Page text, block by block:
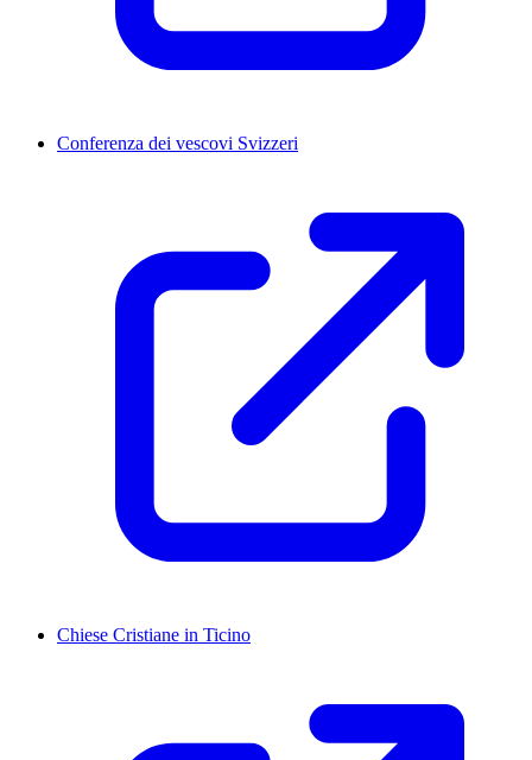
Conferenza dei vescovi Svizzeri
Chiese Cristiane in Ticino